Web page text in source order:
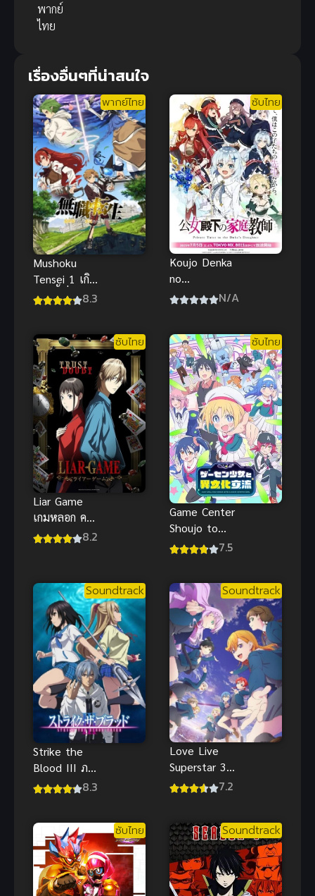
พากย์
ไทย
เรื่องอื่นๆที่น่าสนใจ
พากย์ไทย
Mushoku
Tensei 1 เกิด
ชาตินี้พี่ต้อง8.3
ซับไทย
Koujo Denka
no
KateikyoushiN/A
ซับไทย
Liar Game
เกมหลอก คน
ลวง (ซับไทย)
8.2
ซับไทย
Game Center
Shoujo to
Ibunka
วัฒนธรรมกับ
สาวเกม
เซ็นเตอร์
7.5
Soundtrack
Strike the
Blood III ภาค
3 (2018) สาย
8.3
Soundtrack
Love Live
Superstar 3
เลิฟไลฟ์! ซู
ไทย)
7.2
ซับไทย Soundtrack